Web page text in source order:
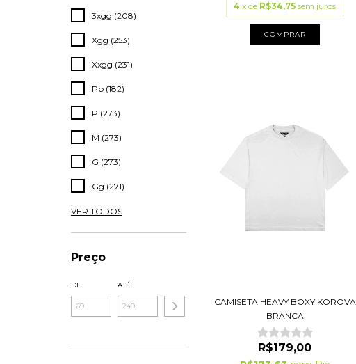
3xgg (208)
Xgg (253)
Xxgg (231)
Pp (182)
P (273)
M (273)
G (273)
Gg (271)
VER TODOS
Preço
DE ATÉ
4 x de R$34,75 sem juros
COMPRAR
CAMISETA HEAVY BOXY KOROVA
BRANCA
R$179,00